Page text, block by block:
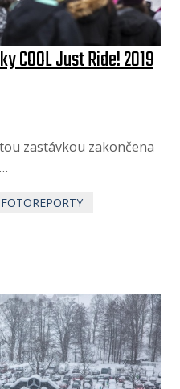
COOL Just Ride! 2019
zastávkou zakončena
FOTOREPORTY